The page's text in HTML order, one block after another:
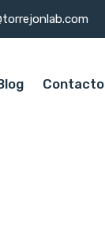
Contacto